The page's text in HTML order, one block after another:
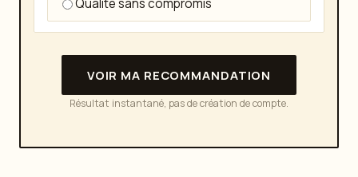
Qualité sans compromis
VOIR MA RECOMMANDATION
Résultat instantané, pas de création de compte.